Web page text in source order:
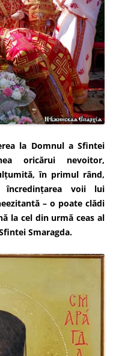
la Domnul a Sfintei
oricărui nevoitor,
în primul rând,
voii lui
– o poate clădi
la cel din urmă ceas al
Smaragda.